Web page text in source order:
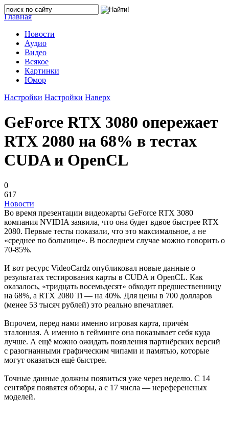
Главная
Новости
Аудио
Видео
Всякое
Картинки
Юмор
Настройки Настройки Наверх
GeForce RTX 3080 опережает
RTX 2080 на 68% в тестах
CUDA и OpenCL
0
617
Новости
Во время презентации видеокарты GeForce RTX 3080
компания NVIDIA заявила, что она будет вдвое быстрее RTX
2080. Первые тесты показали, что это максимальное, а не
«среднее по больнице». В последнем случае можно говорить о
70-85%.
И вот ресурс VideoCardz опубликовал новые данные о
результатах тестирования карты в CUDA и OpenCL. Как
оказалось, «тридцать восемьдесят» обходит предшественницу
на 68%, а RTX 2080 Ti — на 40%. Для цены в 700 долларов
(менее 53 тысяч рублей) это реально впечатляет.
Впрочем, перед нами именно игровая карта, причём
эталонная. А именно в гейминге она показывает себя куда
лучше. А ещё можно ожидать появления партнёрских версий
с разогнанными графическим чипами и памятью, которые
могут оказаться ещё быстрее.
Точные данные должны появиться уже через неделю. С 14
сентября появятся обзоры, а с 17 числа — нереференсных
моделей.